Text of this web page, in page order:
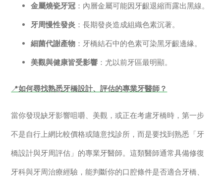
金屬燒瓷牙冠 ：內層金屬可能因牙齦退縮而露出黑線。
牙周慢性發炎 ：長期發炎造成組織色素沉著。
細菌代謝產物 ：牙橋結石中的色素可染黑牙齦邊緣。
美觀與健康皆受影響 ：尤以前牙區最明顯。
📍如何尋找熟悉牙橋設計、評估的專業牙醫師？
當你發現缺牙影響咀嚼、美觀，或正在考慮牙橋時，第一步
不是自行上網比較價格或隨意找診所，而是要找到熟悉「牙
橋設計與牙周評估」的專業牙醫師。這類醫師通常具備修復
牙科與牙周治療經驗，能判斷你的口腔條件是否適合牙橋、